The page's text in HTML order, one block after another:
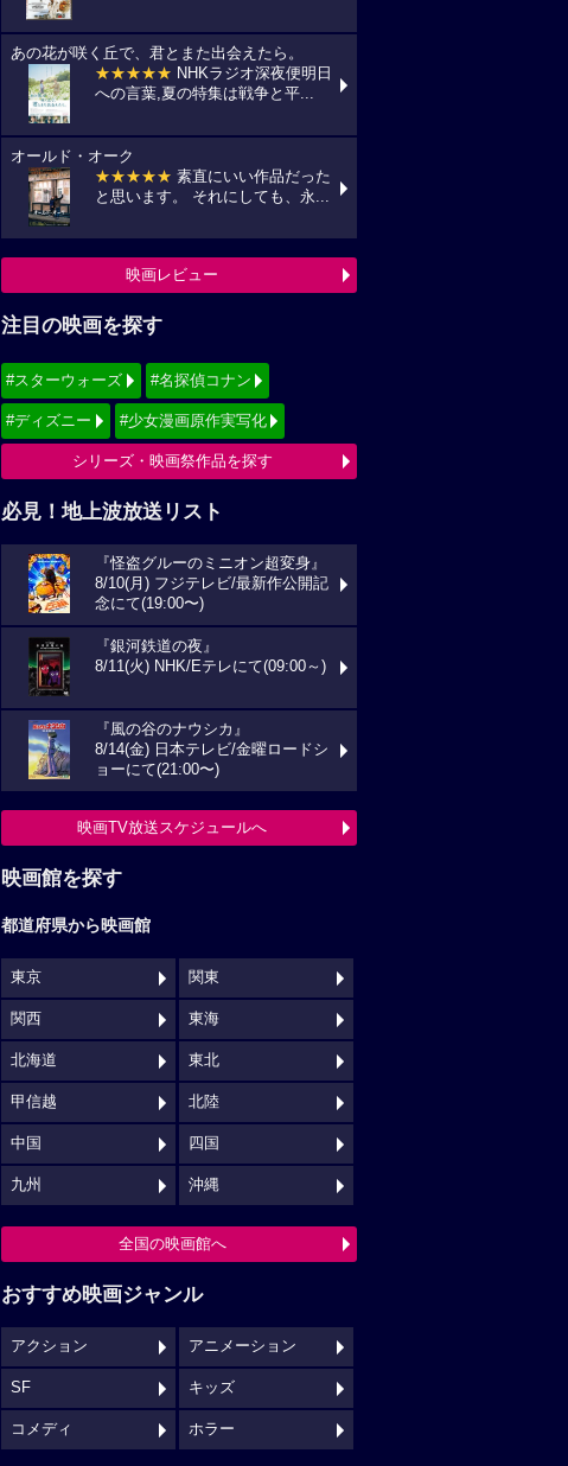
あの花が咲く丘で、君とまた出会えたら。
★★★★★ NHKラジオ深夜便明日
への言葉,夏の特集は戦争と平...
オールド・オーク
★★★★★ 素直にいい作品だった
と思います。 それにしても、永...
映画レビュー
注目の映画を探す
#スターウォーズ #名探偵コナン
#ディズニー #少女漫画原作実写化
シリーズ・映画祭作品を探す
必見！地上波放送リスト
『怪盗グルーのミニオン超変身』
8/10(月) フジテレビ/最新作公開記
念にて(19:00〜)
『銀河鉄道の夜』
8/11(火) NHK/Eテレにて(09:00～)
『風の谷のナウシカ』
8/14(金) 日本テレビ/金曜ロードシ
ョーにて(21:00〜)
映画TV放送スケジュールへ
映画館を探す
都道府県から映画館
東京 関東
関西 東海
北海道 東北
甲信越 北陸
中国 四国
九州 沖縄
全国の映画館へ
おすすめ映画ジャンル
アクション アニメーション
SF キッズ
コメディ ホラー